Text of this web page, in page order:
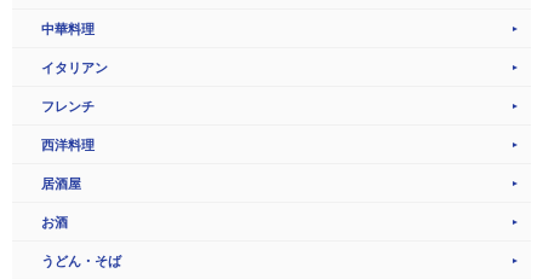
中華料理
イタリアン
フレンチ
西洋料理
居酒屋
お酒
うどん・そば